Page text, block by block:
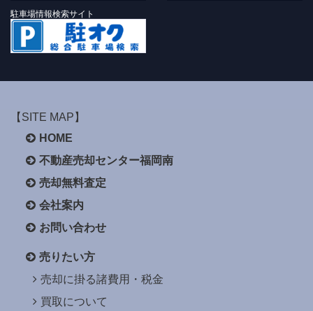
駐車場情報検索サイト
【SITE MAP】
HOME
不動産売却センター福岡南
売却無料査定
会社案内
お問い合わせ
売りたい方
売却に掛る諸費用・税金
買取について